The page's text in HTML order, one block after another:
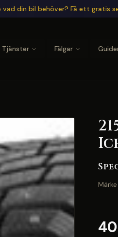
din bil behöver? Få ett gratis
Tjänster Fälgar
Märke